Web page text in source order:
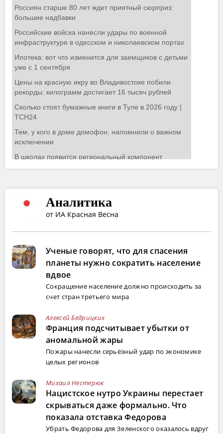
Аналитика
от ИА Красная Весна
Ученые говорят, что для спасения
планеты нужно сократить население
вдвое
Сокращение население должно происходить за
счет стран третьего мира
Алексей Бедрицких
Франция подсчитывает убытки от
аномальной жары
Пожары нанесли серьёзный удар по экономике
целых регионов
Михаил Нестерюк
Нацистское нутро Украины перестает
скрываться даже формально. Что
показала отставка Федорова
Убрать Федорова для Зеленского оказалось вдруг